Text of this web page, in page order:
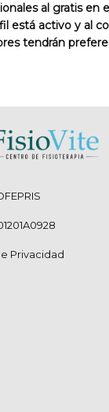
al gratis
está activo y al
tendrán
Privacidad